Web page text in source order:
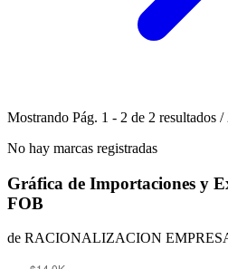
Mostrando Pág. 1 - 2 de 2 resultados /
No hay marcas registradas
Gráfica de Importaciones y
FOB
de RACIONALIZACION